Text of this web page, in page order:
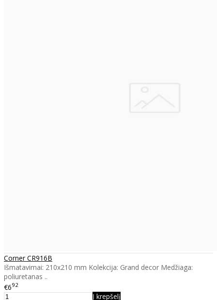
Corner CR916B
Išmatavimai: 210x210 mm Kolekcija: Grand decor Medžiaga:
poliuretanas ..
€692
Į krepšelį